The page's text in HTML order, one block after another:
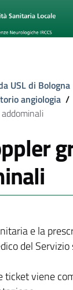
USL di Bologna
angiologia /
e la
del
ticket viene